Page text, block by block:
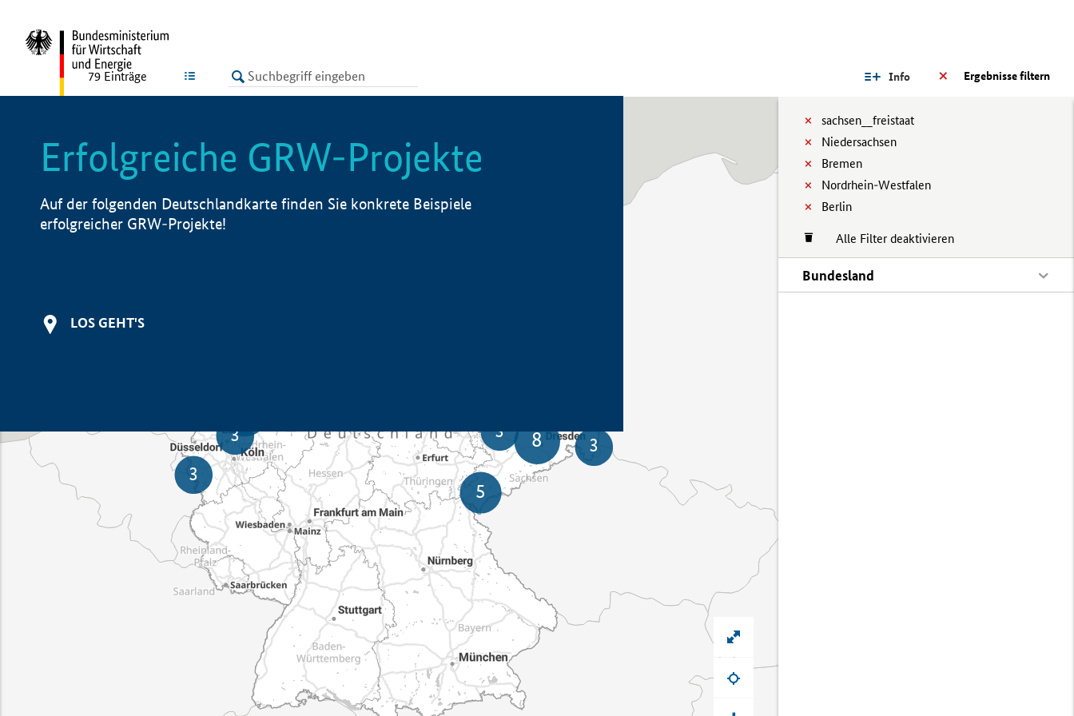
LISTE Ergebnisse filtern
Info
sachsen__freistaat
Niedersachsen
Bremen
Nordrhein-Westfalen
Berlin
Alle Filter deaktivieren
Bundesland
79 Einträge
Erfolgreiche GRW-Projekte
Auf der folgenden Deutschlandkarte finden Sie konkrete Beispiele
erfolgreicher GRW-Projekte!
LOS GEHT'S